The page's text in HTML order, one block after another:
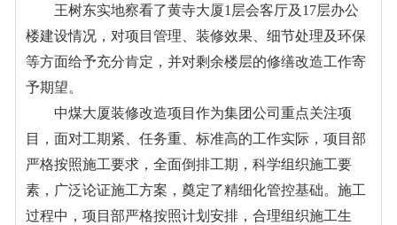
王树东实地察看了黄寺大厦1层会客厅及17层办公
楼建设情况，对项目管理、装修效果、细节处理及环保
等方面给予充分肯定，并对剩余楼层的修缮改造工作寄
予期望。
中煤大厦装修改造项目作为集团公司重点关注项
目，面对工期紧、任务重、标准高的工作实际，项目部
严格按照施工要求，全面倒排工期，科学组织施工要
素，广泛论证施工方案，奠定了精细化管控基础。施工
过程中，项目部严格按照计划安排，合理组织施工生